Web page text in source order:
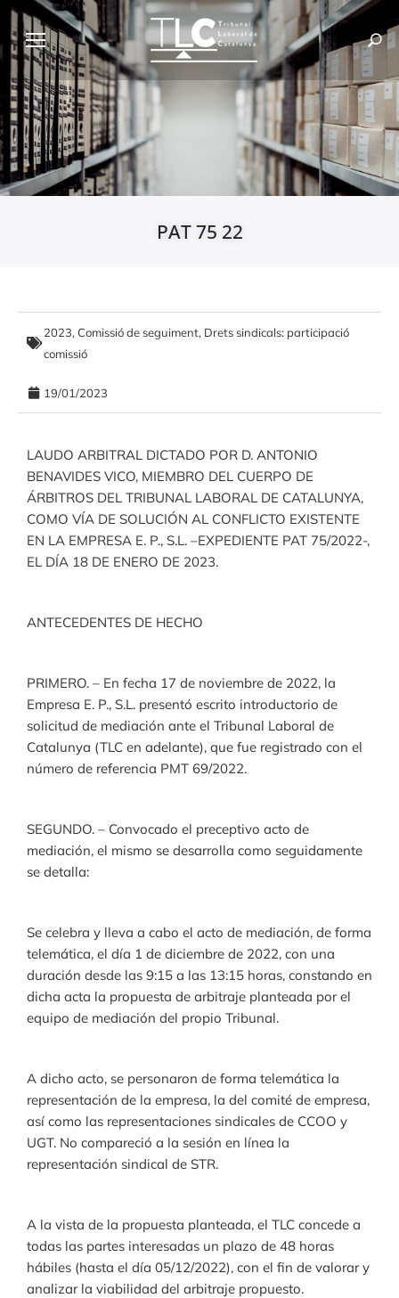
PAT 75 22
2023, Comissió de seguiment, Drets sindicals: participació
comissió
19/01/2023
LAUDO ARBITRAL DICTADO POR D. ANTONIO
BENAVIDES VICO, MIEMBRO DEL CUERPO DE
ÁRBITROS DEL TRIBUNAL LABORAL DE CATALUNYA,
COMO VÍA DE SOLUCIÓN AL CONFLICTO EXISTENTE
EN LA EMPRESA E. P., S.L. –EXPEDIENTE PAT 75/2022-,
EL DÍA 18 DE ENERO DE 2023.
ANTECEDENTES DE HECHO
PRIMERO. – En fecha 17 de noviembre de 2022, la
Empresa E. P., S.L. presentó escrito introductorio de
solicitud de mediación ante el Tribunal Laboral de
Catalunya (TLC en adelante), que fue registrado con el
número de referencia PMT 69/2022.
SEGUNDO. – Convocado el preceptivo acto de
mediación, el mismo se desarrolla como seguidamente
se detalla:
Se celebra y lleva a cabo el acto de mediación, de forma
telemática, el día 1 de diciembre de 2022, con una
duración desde las 9:15 a las 13:15 horas, constando en
dicha acta la propuesta de arbitraje planteada por el
equipo de mediación del propio Tribunal.
A dicho acto, se personaron de forma telemática la
representación de la empresa, la del comité de empresa,
así como las representaciones sindicales de CCOO y
UGT. No compareció a la sesión en línea la
representación sindical de STR.
A la vista de la propuesta planteada, el TLC concede a
todas las partes interesadas un plazo de 48 horas
hábiles (hasta el día 05/12/2022), con el fin de valorar y
analizar la viabilidad del arbitraje propuesto.